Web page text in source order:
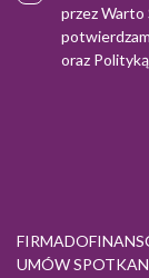
przez Warto
oraz
FIRMA
UMÓW